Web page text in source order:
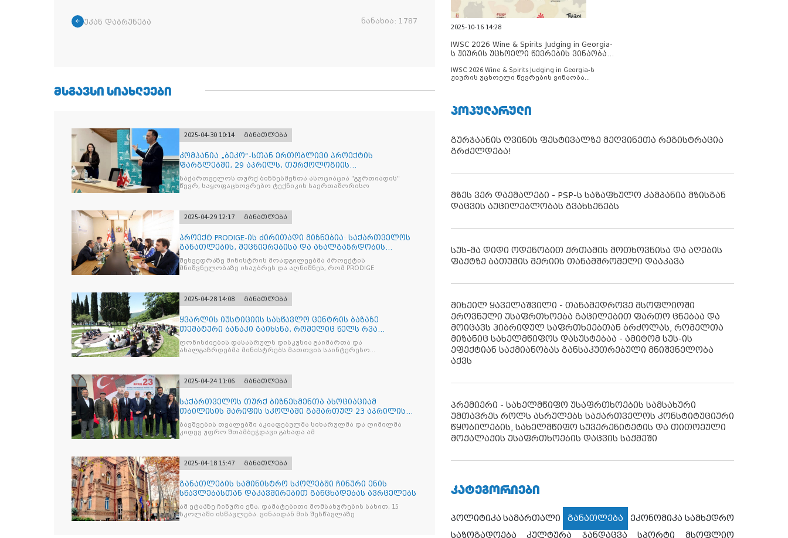
უკან დაბრუნება ნანახია: 1787
ᲛᲡᲒᲐᲕᲡᲘ ᲡᲘᲐᲮᲚᲔᲔᲑᲘ
2025-04-30 10:14 განათლება
კომპანია „ბეკო“-სთან ერთობლივი პროექტის
ფარგლებში, 29 აპრილს, თურქოლოგიის
მიმართულებისა და თბილისის
საქართველოს თურქ ბიზნესმენთა ასოციაცია "გურთიადის"
წევრ, საყოფაცხოვრებო ტექნიკის საერთაშორისო
2025-04-29 12:17 განათლება
პროექტ PRODIGE-ის ძირითადი მიზნებია: საქართველოს
განათლების, მეცნიერებისა და ახალგაზრდობის
სამინისტრ
შეხვედრაზე მინისტრის მოადგილეებმა პროექტის
მნიშვნელობაზე ისაუბრეს და აღნიშნეს, რომ PRODIGE
2025-04-28 14:08 განათლება
ყვარლის იუსტიციის სასწავლო ცენტრის ბაზაზე
თემატური ბანაკი გაიხსნა, რომელიც წელს რვა
ნაკადად ჩატარდებ
ღონისძიების დასასრულს დისკუსია გაიმართა და
ახალგაზრდებმა მინისტრებს მათთვის საინტერესო
2025-04-24 11:06 განათლება
საქართველოს თურქ ბიზნესმენთა ასოციაციამ
თბილისის მარიფის სკოლაში გამართულ 23 აპრილის
ეროვნული სუვერე
ბავშვების თვალებში აკიაფებულმა სიხარულმა და ღიმილმა
კიდევ უფრო შთამბეჭდავი გახადა ამ
2025-04-18 15:47 განათლება
განათლების სამინისტრო სკოლებში ჩინური ენის
სწავლებასთან დაკავშირებით განცხადებას ავრცელებს
ამ ეტაპზე ჩინური ენა, დამატებითი მომსახურების სახით, 15
სკოლაში ისწავლება. ვინაიდან მის შესწავლაზე
2025-10-16 14:28
IWSC 2026 Wine & Spirits Judging in Georgia-
ს ჟიურის უცხოელი წევრების ვინაობა
IWSC 2026 Wine & Spirits Judging in Georgia-ს
ჟიურის უცხოელი წევრების ვინაობა
ᲞᲝᲞᲣᲚᲐᲠᲣᲚᲘ
გურჯაანის ღვინის ფესტივალზე მეღვინეთა რეგისტრაცია
გრძელდება!
მზეს ვერ დაემალები - PSP-ს საზაფხულო კამპანია მზისგან
დაცვის აუცილებლობას გვახსენებს
სუს-მა დიდი ოდენობით ქრთამის მოთხოვნისა და აღების
ფაქტზე ბათუმის მერიის თანამშრომელი დააკავა
მიხეილ ყაველაშვილი - თანამედროვე მსოფლიოში
ეროვნული უსაფრთხოება გაცილებით ფართო ცნებაა და
მოიცავს ჰიბრიდულ საფრთხეებთან ბრძოლას, რომელთა
მიზანიც სახელმწიფოს დასუსტებაა - ამიტომ სუს-ის
ეფექტიან საქმიანობას განსაკუთრებული მნიშვნელობა
აქვს
პრემიერი - სახელმწიფო უსაფრთხოების სამსახური
უმთავრეს როლს ასრულებს საქართველოს კონსტიტუციური
წყობილების, სახელმწიფო სუვერენიტეტის და თითოეული
მოქალაქის უსაფრთხოების დაცვის საქმეში
ᲙᲐᲢᲔᲒᲝᲠᲘᲔᲑᲘ
პოლიტიკა სამართალი განათლება ეკონომიკა სამხედრო
საზოგადოება
კულტურა ჯანდაცვა სპორტი მსოფლიო